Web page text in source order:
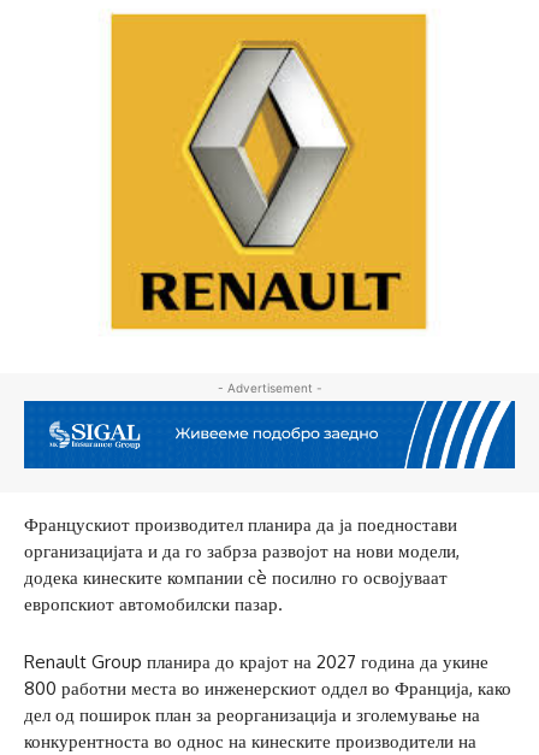
- Advertisement -
Францускиот производител планира да ја поедностави
организацијата и да го забрза развојот на нови модели,
додека кинеските компании сè посилно го освојуваат
европскиот автомобилски пазар.
Renault Group планира до крајот на 2027 година да укине
800 работни места во инженерскиот оддел во Франција, како
дел од поширок план за реорганизација и зголемување на
конкурентноста во однос на кинеските производители на